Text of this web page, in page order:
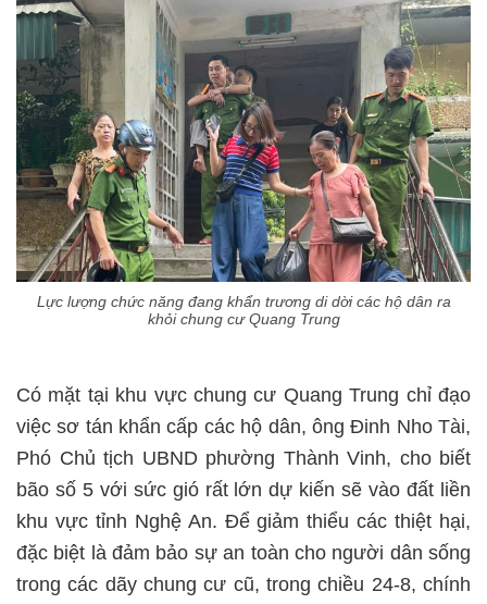
Lực lượng chức năng đang khẩn trương di dời các hộ dân ra
khỏi chung cư Quang Trung
Có mặt tại khu vực chung cư Quang Trung chỉ đạo
việc sơ tán khẩn cấp các hộ dân, ông Đinh Nho Tài,
Phó Chủ tịch UBND phường Thành Vinh, cho biết
bão số 5 với sức gió rất lớn dự kiến sẽ vào đất liền
khu vực tỉnh Nghệ An. Để giảm thiểu các thiệt hại,
đặc biệt là đảm bảo sự an toàn cho người dân sống
trong các dãy chung cư cũ, trong chiều 24-8, chính